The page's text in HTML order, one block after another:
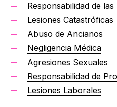
Responsabilidad de
Lesiones Catastróficas
Abuso de Ancianos
Negligencia Médica
Agresiones Sexuales
Responsabilidad de
Lesiones Laborales